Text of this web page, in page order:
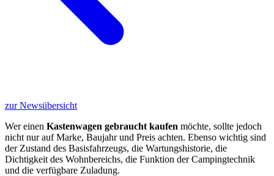
zur Newsübersicht
Wer einen Kastenwagen gebraucht kaufen möchte, sollte jedoch
nicht nur auf Marke, Baujahr und Preis achten. Ebenso wichtig sind
der Zustand des Basisfahrzeugs, die Wartungshistorie, die
Dichtigkeit des Wohnbereichs, die Funktion der Campingtechnik
und die verfügbare Zuladung.